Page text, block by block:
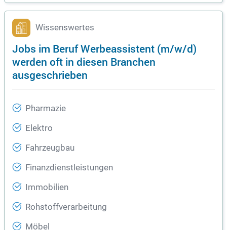
Wissenswertes
Jobs im Beruf Werbeassistent (m/w/d)
werden oft in diesen Branchen
ausgeschrieben
Pharmazie
Elektro
Fahrzeugbau
Finanzdienstleistungen
Immobilien
Rohstoffverarbeitung
Möbel